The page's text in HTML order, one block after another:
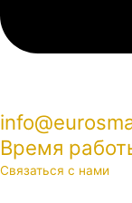
Время
Связаться с нами